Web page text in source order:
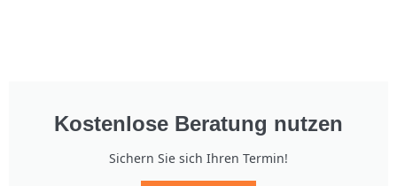
Kostenlose Beratung nutzen
Sichern Sie sich Ihren Termin!